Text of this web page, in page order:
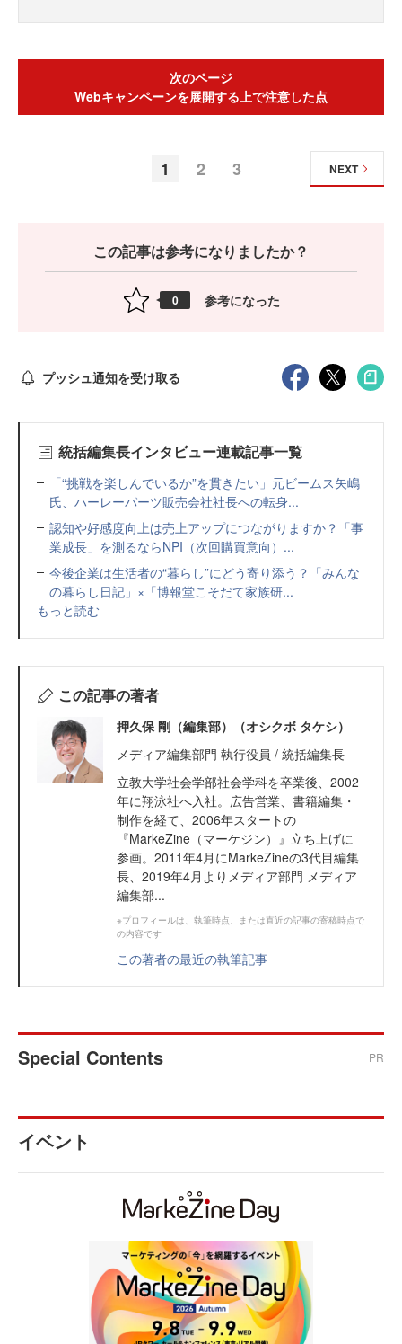
次のページ
Webキャンペーンを展開する上で注意した点
1 2 3 NEXT
この記事は参考になりましたか？
0 参考になった
プッシュ通知を受け取る
統括編集長インタビュー連載記事一覧
「“挑戦を楽しんでいるか”を貫きたい」元ビームス矢嶋
氏、ハーレーパーツ販売会社社長への転身...
認知や好感度向上は売上アップにつながりますか？「事
業成長」を測るならNPI（次回購買意向）...
今後企業は生活者の“暮らし”にどう寄り添う？「みんな
の暮らし日記」×「博報堂こそだて家族研...
もっと読む
この記事の著者
押久保 剛（編集部）（オシクボ タケシ）
メディア編集部門 執行役員 / 統括編集長
立教大学社会学部社会学科を卒業後、2002
年に翔泳社へ入社。広告営業、書籍編集・
制作を経て、2006年スタートの
『MarkeZine（マーケジン）』立ち上げに
参画。2011年4月にMarkeZineの3代目編集
長、2019年4月よりメディア部門 メディア
編集部...
※プロフィールは、執筆時点、または直近の記事の寄稿時点で
の内容です
この著者の最近の執筆記事
Special Contents PR
イベント